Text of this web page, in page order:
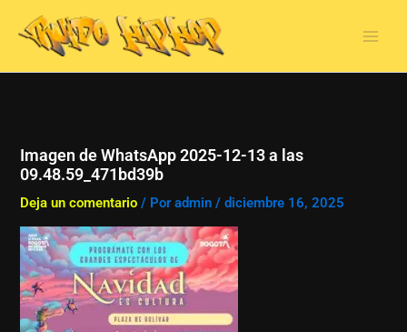
contenido
Imagen de WhatsApp 2025-12-13 a las
09.48.59_471bd39b
Deja un comentario / Poradmin/diciembre 16, 2025